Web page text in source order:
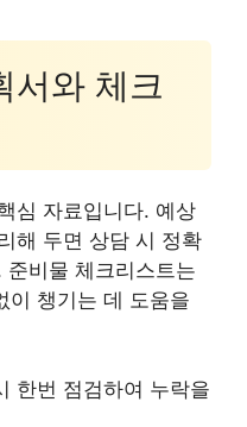
서와 체크
심 자료입니다. 예상
해 두면 상담 시 정확
비물 체크리스트는
이 챙기는 데 도움을
한번 점검하여 누락을